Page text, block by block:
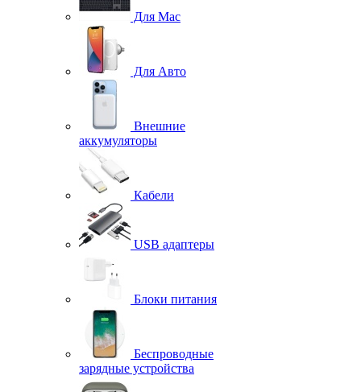
Для Mac
Для Авто
Внешние
аккумуляторы
Кабели
USB адаптеры
Блоки питания
Беспроводные
зарядные устройства